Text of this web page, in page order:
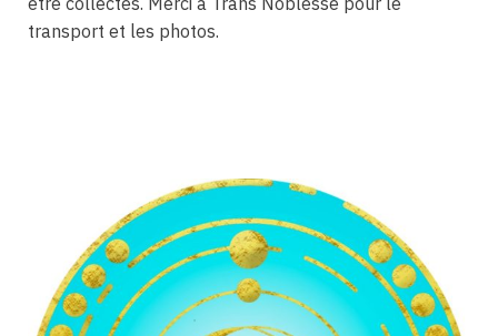
transport et les photos.